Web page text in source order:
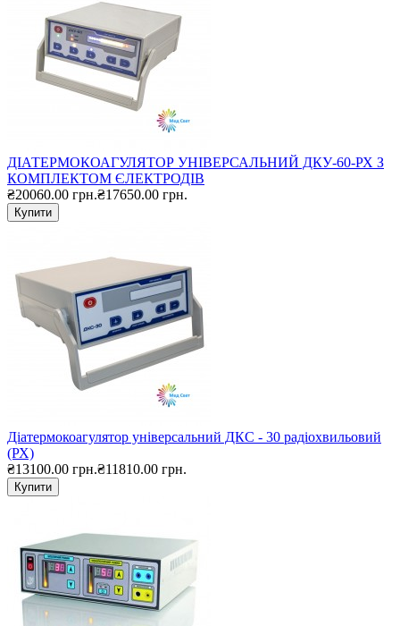
ДІАТЕРМОКОАГУЛЯТОР УНІВЕРСАЛЬНИЙ ДКУ-60-РХ З
КОМПЛЕКТОМ ЄЛЕКТРОДІВ
₴20060.00 грн.₴17650.00 грн.
Купити
Діатермокоагулятор універсальний ДКС - 30 радіохвильовий
(РХ)
₴13100.00 грн.₴11810.00 грн.
Купити